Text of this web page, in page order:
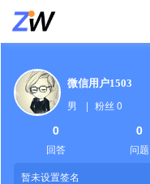
微信用户1503
男 | 粉丝 0
0
回答
0
问题
暂未设置签名